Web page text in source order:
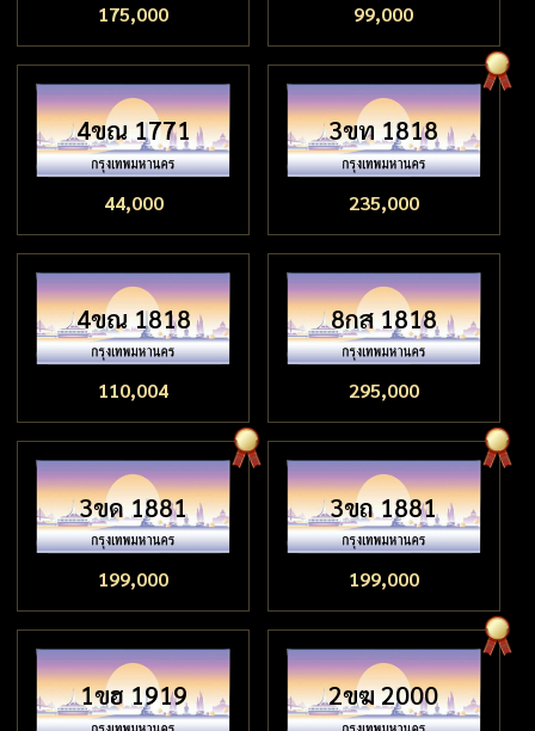
175,000 99,000
4ขณ 1771
44,000
3ขท 1818
235,000
4ขณ 1818
110,004
8กส 1818
295,000
3ขด 1881
199,000
3ขถ 1881
199,000
1ขฮ 1919 2ขฆ 2000